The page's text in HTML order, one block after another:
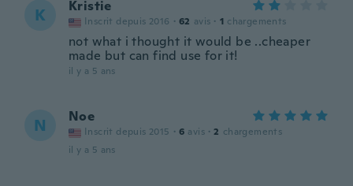
K Kristie
Inscrit depuis 2016 · 62 avis · 1 chargements
not what i thought it would be ..cheaper
made but can find use for it!
il y a 5 ans
N Noe
Inscrit depuis 2015 · 6 avis · 2 chargements
il y a 5 ans